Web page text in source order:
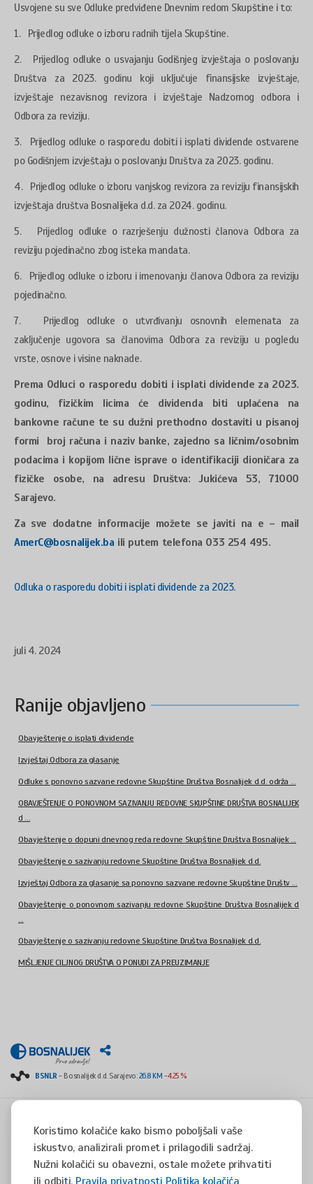
Koristimo kolačiće kako bismo poboljšali vaše
iskustvo, analizirali promet i prilagodili sadržaj.
Nužni kolačići su obavezni, ostale možete prihvatiti
ili odbiti. Pravila privatnosti Politika kolačića
Usvojene su sve Odluke predviđene Dnevnim redom Skupštine i to:
1. Prijedlog odluke o izboru radnih tijela Skupštine.
2. Prijedlog odluke o usvajanju Godišnjeg izvještaja o poslovanju
Društva za 2023. godinu koji uključuje finansijske izvještaje,
izvještaje nezavisnog revizora i izvještaje Nadzornog odbora i
Odbora za reviziju.
3. Prijedlog odluke o rasporedu dobiti i isplati dividende ostvarene
po Godišnjem izvještaju o poslovanju Društva za 2023. godinu.
4. Prijedlog odluke o izboru vanjskog revizora za reviziju finansijskih
izvještaja društva Bosnalijeka d.d. za 2024. godinu.
5. Prijedlog odluke o razrješenju dužnosti članova Odbora za
reviziju pojedinačno zbog isteka mandata.
6. Prijedlog odluke o izboru i imenovanju članova Odbora za reviziju
pojedinačno.
7. Prijedlog odluke o utvrđivanju osnovnih elemenata za
zaključenje ugovora sa članovima Odbora za reviziju u pogledu
vrste, osnove i visine naknade.
Prema Odluci o rasporedu dobiti i isplati dividende za 2023.
godinu, fizičkim licima će dividenda biti uplaćena na
bankovne račune te su dužni prethodno dostaviti u pisanoj
formi broj računa i naziv banke, zajedno sa ličnim/osobnim
podacima i kopijom lične isprave o identifikaciji dioničara za
fizičke osobe, na adresu Društva: Jukićeva 53, 71000
Sarajevo.
Za sve dodatne informacije možete se javiti na e – mail
AmerC@bosnalijek.ba ili putem telefona 033 254 495.
Odluka o rasporedu dobiti i isplati dividende za 2023.
juli 4. 2024
Ranije objavljeno
Obavještenje o isplati dividende
Izvještaj Odbora za glasanje
Odluke s ponovno sazvane redovne Skupštine Društva Bosnalijek d.d. održa ...
OBAVJEŠTENJE O PONOVNOM SAZIVANJU REDOVNE SKUPŠTINE DRUŠTVA BOSNALIJEK
d ...
Obavještenje o dopuni dnevnog reda redovne Skupštine Društva Bosnalijek ...
Obavještenje o sazivanju redovne Skupštine Društva Bosnalijek d.d.
Izvještaj Odbora za glasanje sa ponovno sazvane redovne Skupštine Društv ...
Obavještenje o ponovnom sazivanju redovne Skupštine Društva Bosnalijek d
...
Obavještenje o sazivanju redovne Skupštine Društva Bosnalijek d.d.
MIŠLJENJE CILJNOG DRUŠTVA O PONUDI ZA PREUZIMANJE
BSNLR- Bosnalijek d.d. Sarajevo:26.8 KM -4.25 %
Copyright © 2008 - 2017 - All rights reserved - Jukićeva 53, 71000 Sarajevo, Bosnia and
Herzegovina
tel. +387(0)33 254 400 - fax. +387(0)33 814 253 -info@bosnalijek.ba